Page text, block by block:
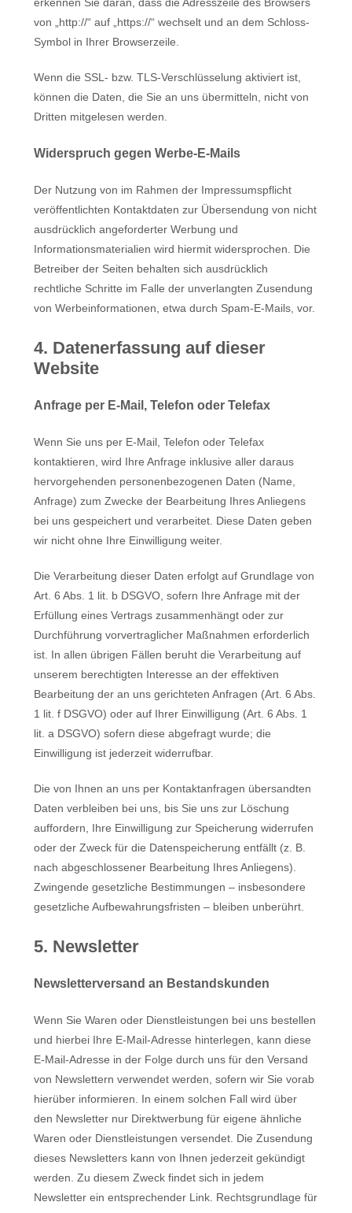
von „http://“ auf „https://“ wechselt und an dem Schloss-
Symbol in Ihrer Browserzeile.
Wenn die SSL- bzw. TLS-Verschlüsselung aktiviert ist,
können die Daten, die Sie an uns übermitteln, nicht von
Dritten mitgelesen werden.
Widerspruch gegen Werbe-E-Mails
Der Nutzung von im Rahmen der Impressumspflicht
veröffentlichten Kontaktdaten zur Übersendung von nicht
ausdrücklich angeforderter Werbung und
Informationsmaterialien wird hiermit widersprochen. Die
Betreiber der Seiten behalten sich ausdrücklich
rechtliche Schritte im Falle der unverlangten Zusendung
von Werbeinformationen, etwa durch Spam-E-Mails, vor.
4. Datenerfassung auf dieser
Website
Anfrage per E-Mail, Telefon oder Telefax
Wenn Sie uns per E-Mail, Telefon oder Telefax
kontaktieren, wird Ihre Anfrage inklusive aller daraus
hervorgehenden personenbezogenen Daten (Name,
Anfrage) zum Zwecke der Bearbeitung Ihres Anliegens
bei uns gespeichert und verarbeitet. Diese Daten geben
wir nicht ohne Ihre Einwilligung weiter.
Die Verarbeitung dieser Daten erfolgt auf Grundlage von
Art. 6 Abs. 1 lit. b DSGVO, sofern Ihre Anfrage mit der
Erfüllung eines Vertrags zusammenhängt oder zur
Durchführung vorvertraglicher Maßnahmen erforderlich
ist. In allen übrigen Fällen beruht die Verarbeitung auf
unserem berechtigten Interesse an der effektiven
Bearbeitung der an uns gerichteten Anfragen (Art. 6 Abs.
1 lit. f DSGVO) oder auf Ihrer Einwilligung (Art. 6 Abs. 1
lit. a DSGVO) sofern diese abgefragt wurde; die
Einwilligung ist jederzeit widerrufbar.
Die von Ihnen an uns per Kontaktanfragen übersandten
Daten verbleiben bei uns, bis Sie uns zur Löschung
auffordern, Ihre Einwilligung zur Speicherung widerrufen
oder der Zweck für die Datenspeicherung entfällt (z. B.
nach abgeschlossener Bearbeitung Ihres Anliegens).
Zwingende gesetzliche Bestimmungen – insbesondere
gesetzliche Aufbewahrungsfristen – bleiben unberührt.
5. Newsletter
Newsletterversand an Bestandskunden
Wenn Sie Waren oder Dienstleistungen bei uns bestellen
und hierbei Ihre E-Mail-Adresse hinterlegen, kann diese
E-Mail-Adresse in der Folge durch uns für den Versand
von Newslettern verwendet werden, sofern wir Sie vorab
hierüber informieren. In einem solchen Fall wird über
den Newsletter nur Direktwerbung für eigene ähnliche
Waren oder Dienstleistungen versendet. Die Zusendung
dieses Newsletters kann von Ihnen jederzeit gekündigt
werden. Zu diesem Zweck findet sich in jedem
Newsletter ein entsprechender Link. Rechtsgrundlage für